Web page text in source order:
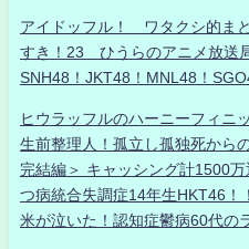
アイドッフル！ ワタクシ的ま
すき！23 ひうらのアニメ放送
SNH48！JKT48！MNL48！
ヒウラッフルのハーニーフィニ
生前整理人！孤立し孤独死から
完結編＞ キャッシング計1500
つ病統合失調症14年生HKT46！
米が泣いた！認知症鬱病60代の